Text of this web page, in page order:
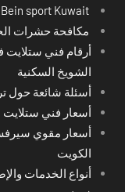
مكافحة حشرات
أرقام فني
الشويخ السكنية
أسئلة شائعة حول
أسعار فني
أسعار مقوي
الكويت
أنواع الخدمات